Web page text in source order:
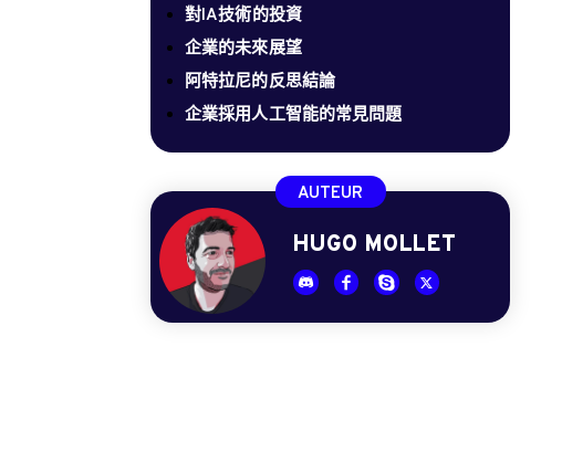
對IA技術的投資
企業的未來展望
阿特拉尼的反思結論
企業採用人工智能的常見問題
AUTEUR
HUGO MOLLET